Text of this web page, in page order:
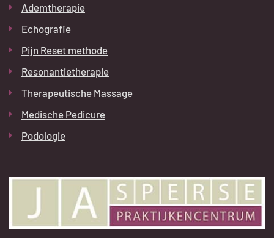
Ademtherapie
Echografie
Pijn Reset methode
Resonantietherapie
Therapeutische Massage
Medische Pedicure
Podologie